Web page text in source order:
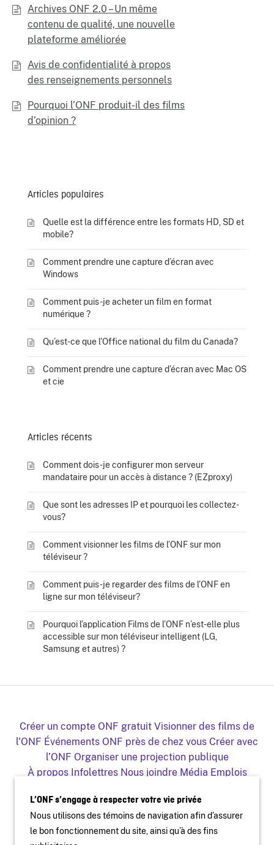
Archives ONF 2.0 – Un même
contenu de qualité, une nouvelle
plateforme améliorée
Avis de confidentialité à propos
des renseignements personnels
Pourquoi l’ONF produit-il des films
d’opinion ?
Articles populaires
Quelle est la différence entre les formats HD, SD et
mobile?
Comment prendre une capture d’écran avec
Windows
Comment puis-je acheter un film en format
numérique ?
Qu’est-ce que l’Office national du film du Canada?
Comment prendre une capture d’écran avec Mac OS
et cie
Articles récents
Comment dois-je configurer mon serveur
mandataire pour un accès à distance ? (EZproxy)
Que sont les adresses IP et pourquoi les collectez-
vous?
Comment visionner les films de l’ONF sur mon
téléviseur ?
Comment puis-je regarder des films de l’ONF en
ligne sur mon téléviseur?
Pourquoi l’application Films de l’ONF n’est-elle plus
accessible sur mon téléviseur intelligent (LG,
Samsung et autres) ?
Créer un compte ONF gratuit Visionner des films de
l'ONF Événements ONF près de chez vous Créer avec
l’ONF Organiser une projection publique
À propos Infolettres Nous joindre Média Emplois
Facebook
Youtube Instagram Vimeo
L'ONF sur mobile et télé
L’ONF s’engage à respecter votre vie privée
Nous utilisons des témoins de navigation afin d’assurer
le bon fonctionnement du site, ainsi qu’à des fins